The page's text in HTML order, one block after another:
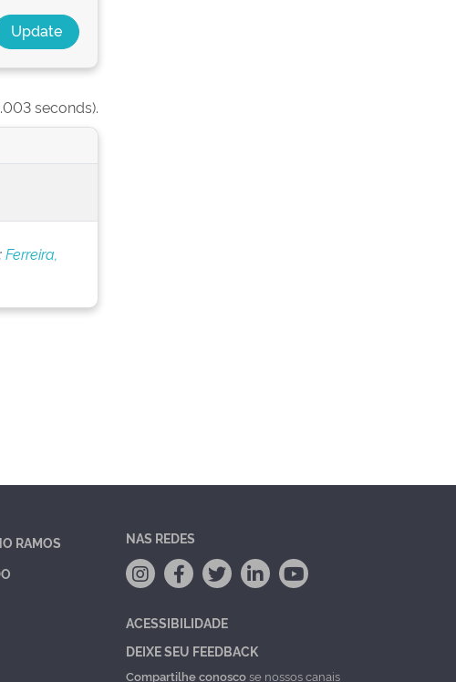
seconds).
;Ferreira,
RAMOS
NAS REDES
ACESSIBILIDADE
DEIXE SEU FEEDBACK
Compartilhe conoscose nossos canais